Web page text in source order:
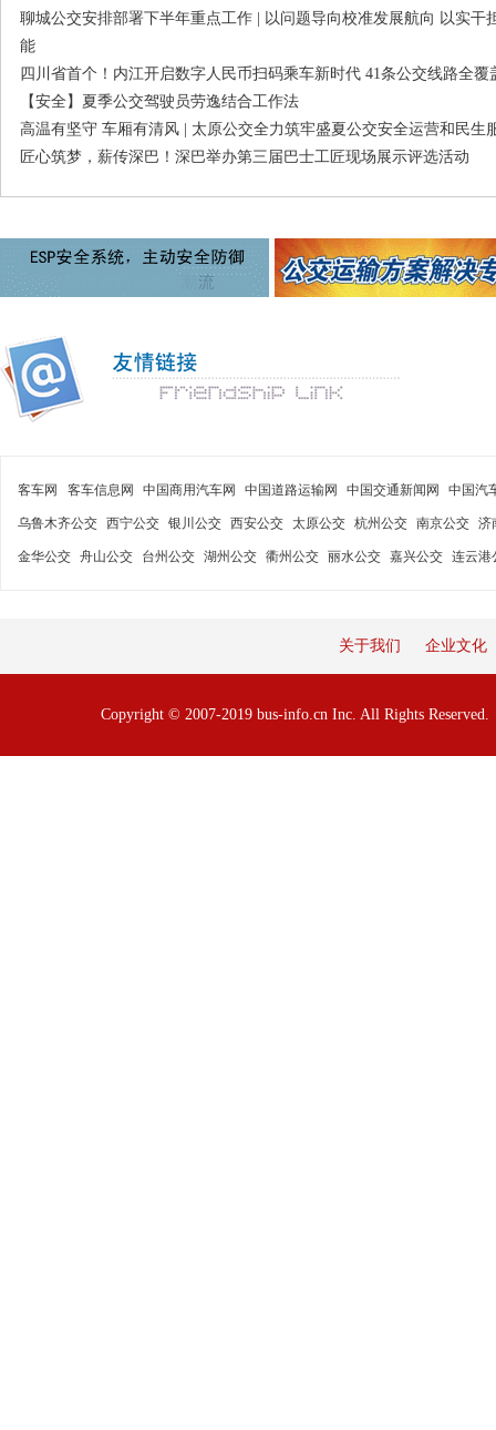
聊城公交安排部署下半年重点工作 | 以问题导向校准发展航向 以实干
能
四川省首个！内江开启数字人民币扫码乘车新时代 41条公交线路全覆
【安全】夏季公交驾驶员劳逸结合工作法
高温有坚守 车厢有清风 | 太原公交全力筑牢盛夏公交安全运营和民生
匠心筑梦，薪传深巴！深巴举办第三届巴士工匠现场展示评选活动
客车网 客车信息网 中国商用汽车网 中国道路运输网 中国交通新闻网 中国汽
乌鲁木齐公交 西宁公交 银川公交 西安公交 太原公交 杭州公交 南京公交 济
金华公交 舟山公交 台州公交 湖州公交 衢州公交 丽水公交 嘉兴公交 连云港
关于我们 企业文化
Copyright © 2007-2019 bus-info.cn Inc. All Rights